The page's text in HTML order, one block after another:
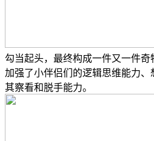
勾当起头，最终构成一件又一件
加强了小伴侣们的逻辑思维能力
其察看和脱手能力。